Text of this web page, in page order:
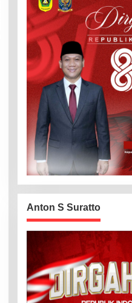
Anton S Suratto